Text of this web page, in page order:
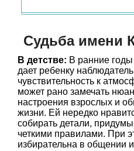
Судьба имени
В детстве: В ранние
дает ребенку
чувствительность к
может рано замечать
настроения взрослых и
жизни. Ей нередко
собирать детали,
четкими правилами. При
избирательна в общении